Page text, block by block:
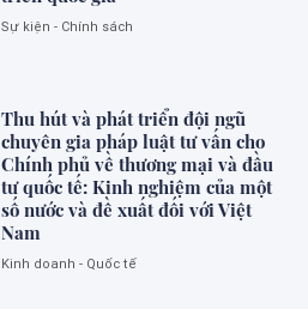
Sự kiện - Chính sách
Thu hút và phát triển đội ngũ
chuyên gia pháp luật tư vấn cho
Chính phủ về thương mại và đầu
tư quốc tế: Kinh nghiệm của một
số nước và đề xuất đối với Việt
Nam
Kinh doanh - Quốc tế